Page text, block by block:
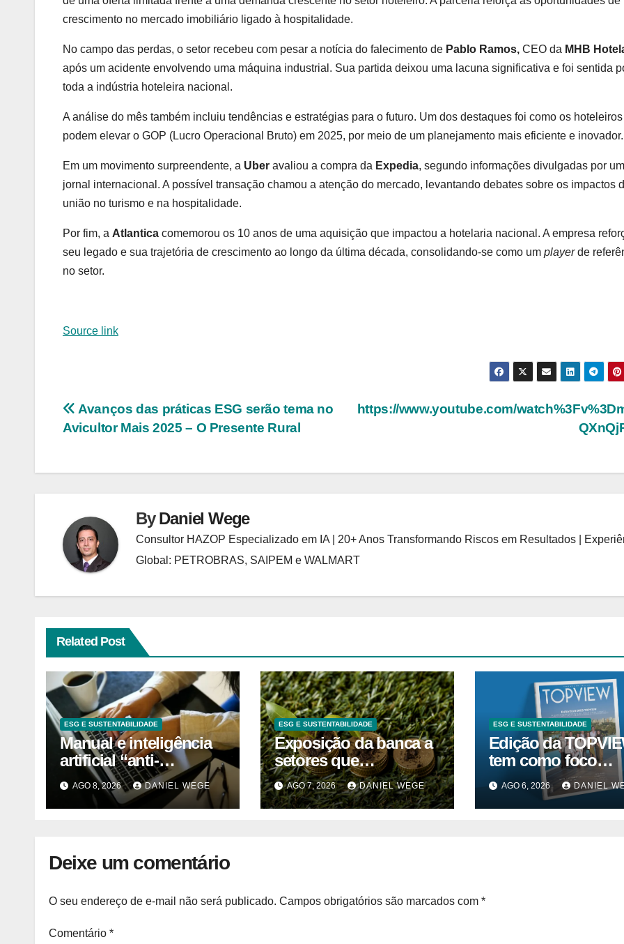
crescimento no mercado imobiliário ligado à hospitalidade.
No campo das perdas, o setor recebeu com pesar a notícia do falecimento de Pablo Ramos, CEO da MHB
após um acidente envolvendo uma máquina industrial. Sua partida deixou uma lacuna significativa e foi sentida
toda a indústria hoteleira nacional.
A análise do mês também incluiu tendências e estratégias para o futuro. Um dos destaques foi como os hoteleiros
podem elevar o GOP (Lucro Operacional Bruto) em 2025, por meio de um planejamento mais eficiente e inovador.
Em um movimento surpreendente, a Uber avaliou a compra da Expedia, segundo informações divulgadas por um
jornal internacional. A possível transação chamou a atenção do mercado, levantando debates sobre os impactos
união no turismo e na hospitalidade.
Por fim, a Atlantica comemorou os 10 anos de uma aquisição que impactou a hotelaria nacional. A empresa
seu legado e sua trajetória de crescimento ao longo da última década, consolidando-se como um playerde
no setor.
Source link
Navegação
Post
https://www.youtube.com/
Avanços das práticas ESG serão tema no
Avicultor Mais 2025 – O Presente Rural
ByDaniel Wege
Consultor HAZOP Especializado em IA | 20+ Anos Transformando Riscos em Resultados |
Global: PETROBRAS, SAIPEM e WALMART
Related Post
ESG E SUSTENTABILIDADE
Manual e inteligência
artificial “anti-
washing” orientam
empresas
AGO 8, 2026 DANIEL WEGE
ESG E SUSTENTABILIDADE
Exposição da banca a
setores que
contribuem para as
alterações climáticas
mantém-se nos 62%
AGO 7, 2026 DANIEL WEGE
ESG E SUSTENTABILIDADE
Edição da
tem como foco
inovação,
ESG
AGO 6, 2026 DANIEL
Deixe um comentário
O seu endereço de e-mail não será publicado. Campos obrigatórios são marcados com *
Comentário *